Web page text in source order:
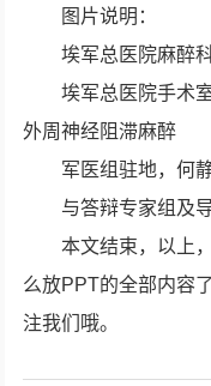
图片说明：
埃军总医院麻醉
埃军总医院手术
外周神经阻滞麻醉
军医组驻地，何
与答辩专家组及
本文结束，以上
么放PPT的全部内容
注我们哦。